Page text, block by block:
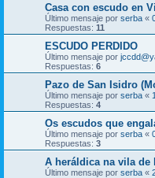
Casa con escudo en
Último mensaje por serba «
Respuestas: 11
ESCUDO PERDIDO
Último mensaje por
Respuestas: 6
Pazo de San Isidro
Último mensaje por serba «
Respuestas: 4
Os escudos que
Último mensaje por serba «
Respuestas: 3
A heráldica na vila de
Último mensaje por serba «